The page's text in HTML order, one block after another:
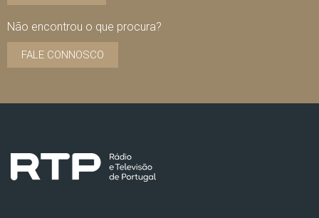
Não encontrou o que procura?
FALE CONNOSCO